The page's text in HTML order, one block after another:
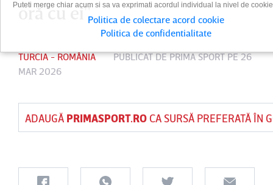
oră cu ei"
TURCIA - ROMÂNIA PUBLICAT DEPRIMA SPORTPE 26
MAR 2026
ADAUGĂ PRIMASPORT.ROCA SURSĂ PREFERATĂ ÎN
Puteti merge chiar acum si sa va exprimati acordul individual la nivel de
Politica de colectare acord cookie
Politica de confidentialitate